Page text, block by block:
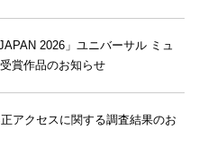
2026」ユニバーサル ミュ
賞作品のお知らせ
アクセスに関する調査結果のお